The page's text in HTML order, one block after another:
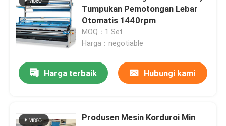
Mesin Penggosok Kain
Mesin Lipat Kain
Bahan Kain Halus
Tumpukan Pemotongan Lebar
Otomatis 1440rpm
MOQ：1 Set
Harga：negotiable
Harga terbaik Hubungi kami
Produsen Mesin Korduroi Min